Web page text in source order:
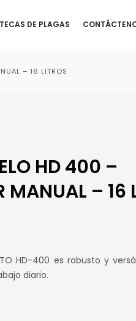
DE PLAGAS
– 16 LITROS
HD 400 –
MANUAL – 16
HD-400 es robusto y
diario.